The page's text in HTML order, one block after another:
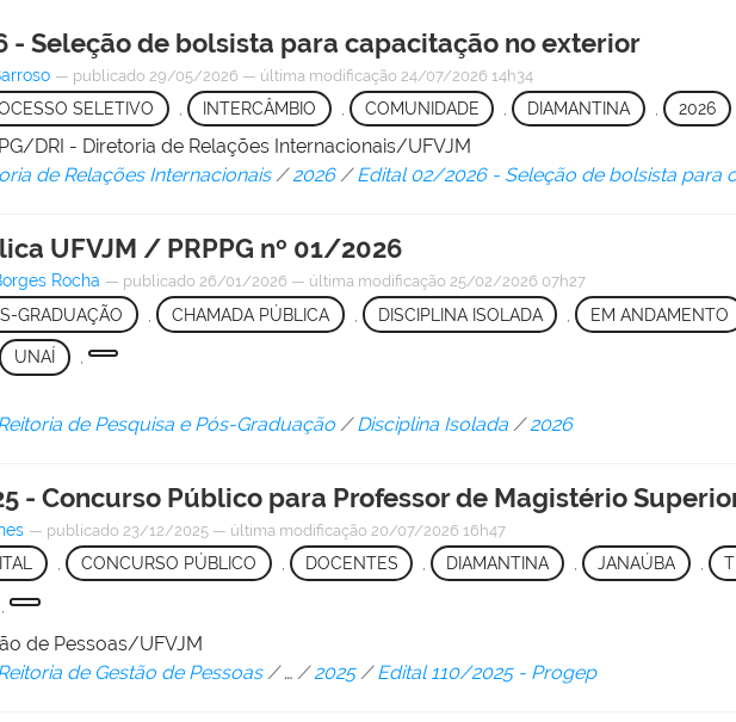
- Seleção de bolsista para capacitação no exterior
— publicado 29/05/2026 — última modificação 24/07/2026 14h34
SELETIVO INTERCÂMBIO COMUNIDADE , DIAMANTINA , 2026
DRI - Diretoria de Relações Internacionais/UFVJM
de Relações Internacionais /2026 /Edital 02/2026 - Seleção de bolsista para
UFVJM / PRPPG nº 01/2026
Rocha — publicado 26/01/2026 — última modificação 25/02/2026 07h27
GRADUAÇÃO CHAMADA PÚBLICA DISCIPLINA ISOLADA , EM ANDAMENTO
UNAÍ ,
de Pesquisa e Pós-Graduação /Disciplina Isolada /2026
- Concurso Público para Professor de Magistério
— publicado 23/12/2025 — última modificação 20/07/2026 16h47
CONCURSO PÚBLICO DOCENTES , DIAMANTINA , JANAÚBA
de Pessoas/UFVJM
de Gestão de Pessoas /…/2025 /Edital 110/2025 - Progep